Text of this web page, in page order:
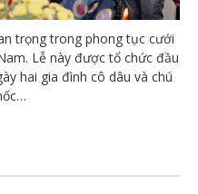
trọng trong phong tục cưới
Lễ này được tổ chức đầu
hai gia đình cô dâu và chú